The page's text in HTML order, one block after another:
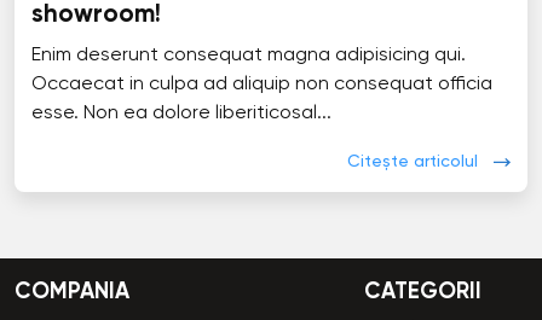
showroom!
Enim deserunt consequat magna adipisicing qui.
Occaecat in culpa ad aliquip non consequat officia
esse. Non ea dolore liberiticosal...
Citește articolul
COMPANIA CATEGORII